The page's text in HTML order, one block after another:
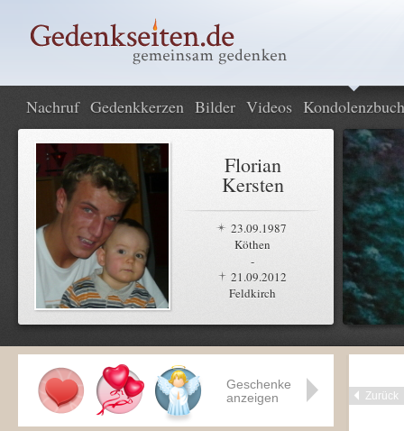
Nachruf Gedenkkerzen Bilder Videos Kondolenzbuch
Florian
Kersten
23.09.1987
Köthen
-
21.09.2012
Feldkirch
Zurück
Geschenke
anzeigen